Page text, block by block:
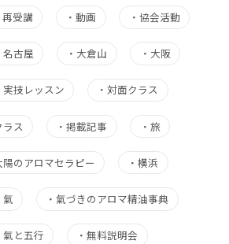
再受講 ・動画 ・ 協会活動
名古屋 ・ 大倉山 ・ 大阪
実技レッスン ・対面クラス
ス ・掲載記事 ・ 旅
陽のアロマセラピー ・横浜
氣 ・氣づきのアロマ精油事典
氣と五行 ・無料説明会